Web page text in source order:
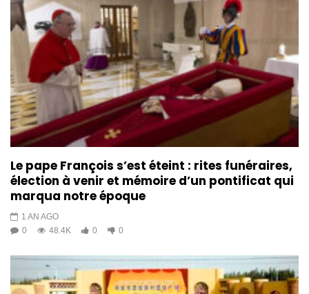
Le pape François s’est éteint : rites funéraires,
élection à venir et mémoire d’un pontificat qui
marqua notre époque
1 AN AGO
0
48.4K 0 0